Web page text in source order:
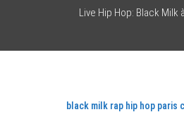
Live Hip Hop: Black Milk
black milk rap hip hop paris